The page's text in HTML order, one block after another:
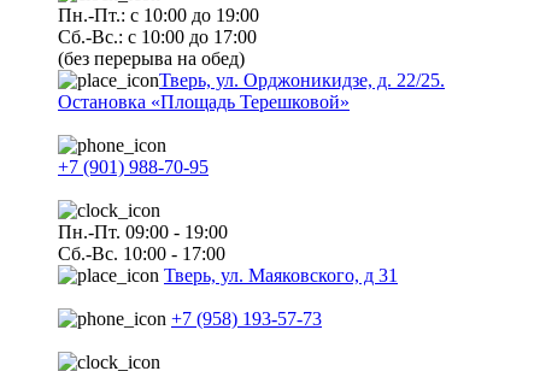
Пн.-Пт.: с 10:00 до 19:00
Сб.-Вс.: с 10:00 до 17:00
(без перерыва на обед)
Тверь, ул. Орджоникидзе, д. 22/25.
Остановка «Площадь Терешковой»
+7 (901) 988-70-95
Пн.-Пт. 09:00 - 19:00
Сб.-Вс. 10:00 - 17:00
Тверь, ул. Маяковского, д 31
+7 (958) 193-57-73